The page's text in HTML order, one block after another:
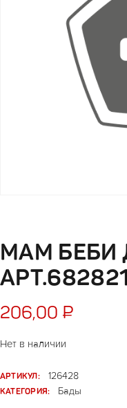
МАМ БЕБИ
206,00 ₽
Нет в наличии
АРТИКУЛ:
126428
КАТЕГОРИЯ:
Бады